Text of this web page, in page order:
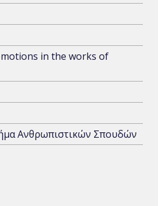
in the works of
Ανθρωπιστικών Σπουδών